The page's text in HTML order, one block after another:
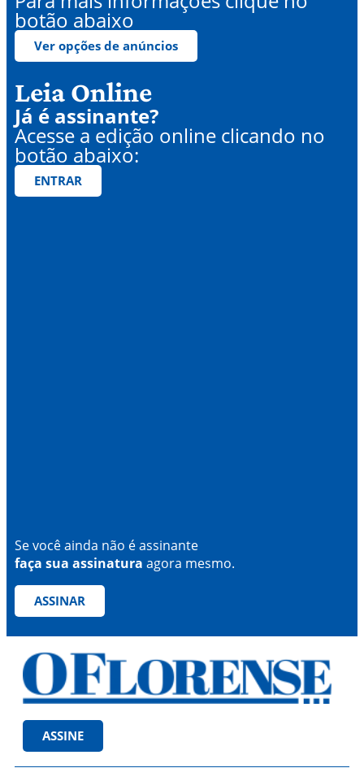
botão abaixo
Ver opções de anúncios
Leia Online
Já é assinante?
Acesse a edição online clicando no
botão abaixo:
ENTRAR
Se você ainda não é assinante
faça sua assinatura agora mesmo.
ASSINAR
ASSINE